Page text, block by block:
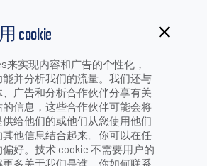
cookie
来实现内容和广告的个性化，
并分析我们的流量。我们还与
广告和分析合作伙伴分享有关
信息，这些合作伙伴可能会将
给他们的或他们从您使用他们
他信息结合起来。你可以在任
好。技术 cookie 不需要用户的
多关于我们是谁、你如何联系
新闻稿